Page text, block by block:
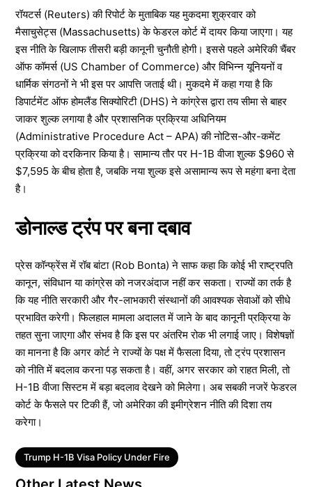
रॉयटर्स (Reuters) की रिपोर्ट के मुताबिक यह मुकदमा शुक्रवार को
मैसाचुसेट्स (Massachusetts) के फेडरल कोर्ट में दायर किया जाएगा। यह
इस नीति के खिलाफ तीसरी बड़ी कानूनी चुनौती होगी। इससे पहले अमेरिकी चैंबर
ऑफ कॉमर्स (US Chamber of Commerce) और विभिन्न यूनियनों व
धार्मिक संगठनों ने भी इस पर आपत्ति जताई थी। मुकदमे में कहा गया है कि
डिपार्टमेंट ऑफ होमलैंड सिक्योरिटी (DHS) ने कांग्रेस द्वारा तय सीमा से बाहर
जाकर शुल्क लगाया है और प्रशासनिक प्रक्रिया अधिनियम
(Administrative Procedure Act – APA) की नोटिस-और-कमेंट
प्रक्रिया को दरकिनार किया है। सामान्य तौर पर H-1B वीजा शुल्क $960 से
$7,595 के बीच होता है, जबकि नया शुल्क इसे असामान्य रूप से महंगा बना देता
है।
डोनाल्ड ट्रंप पर बना दबाव
प्रेस कॉन्फ्रेंस में रॉब बांटा (Rob Bonta) ने साफ कहा कि कोई भी राष्ट्रपति
कानून, संविधान या कांग्रेस को नजरअंदाज नहीं कर सकता। राज्यों का तर्क है
कि यह नीति सरकारी और गैर-लाभकारी संस्थानों की आवश्यक सेवाओं को सीधे
प्रभावित करेगी। फिलहाल मामला अदालत में जाने के बाद कानूनी प्रक्रिया के
तहत सुना जाएगा और संभव है कि इस पर अंतरिम रोक भी लगाई जाए। विशेषज्ञों
का मानना है कि अगर कोर्ट ने राज्यों के पक्ष में फैसला दिया, तो ट्रंप प्रशासन
को नीति में बदलाव करना पड़ सकता है। वहीं, अगर सरकार को राहत मिली, तो
H-1B वीजा सिस्टम में बड़ा बदलाव देखने को मिलेगा। अब सबकी नजरें फेडरल
कोर्ट के फैसले पर टिकी हैं, जो अमेरिका की इमीग्रेशन नीति की दिशा तय
करेगा।
Tags
Trump H-1B Visa Policy Under Fire